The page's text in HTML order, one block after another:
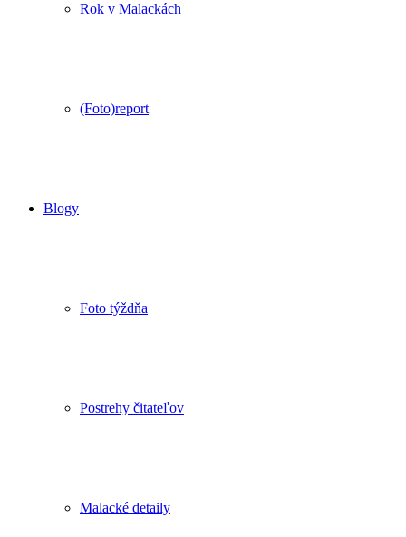
Rok v Malackách
(Foto)report
Blogy
Foto týždňa
Postrehy čitateľov
Malacké detaily